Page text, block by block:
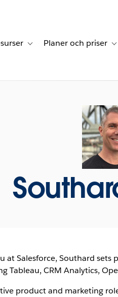
navigation for Lösningar
Toggle sub-navigation for
Planer och priser
at Salesforce, Southard
Tableau, CRM Analytics,
product and marketing